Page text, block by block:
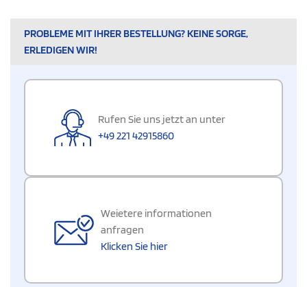
PROBLEME MIT IHRER BESTELLUNG? KEINE SORGE,
ERLEDIGEN WIR!
Rufen Sie uns jetzt an unter
+49 221 42915860
Weietere informationen
anfragen
Klicken Sie hier